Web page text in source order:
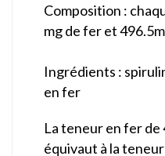
Composition :
mg de fer et
Ingrédients :
en fer
La teneur en fer
équivaut à la